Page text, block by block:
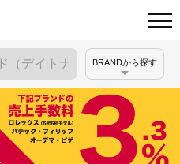
BRANDから探す